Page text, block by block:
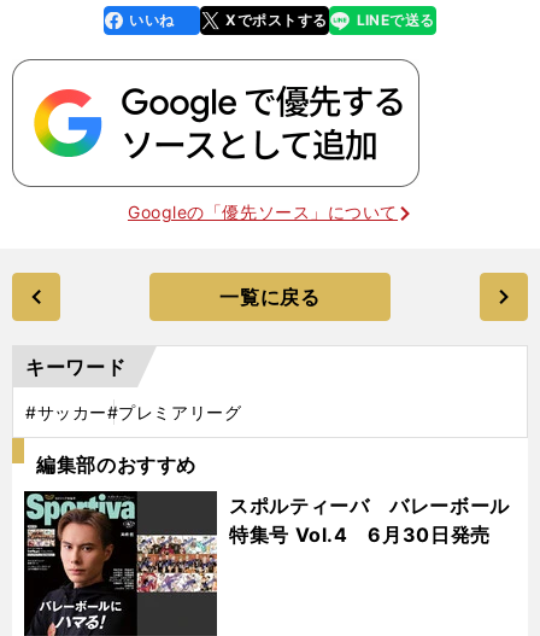
faceboo
k
いいね Xでポストする
line LINEで送る
Googleの「優先ソース」について
一覧に戻る
キーワード
#サッカー#プレミアリーグ
編集部のおすすめ
スポルティーバ バレーボール
特集号 Vol.4 6月30日発売